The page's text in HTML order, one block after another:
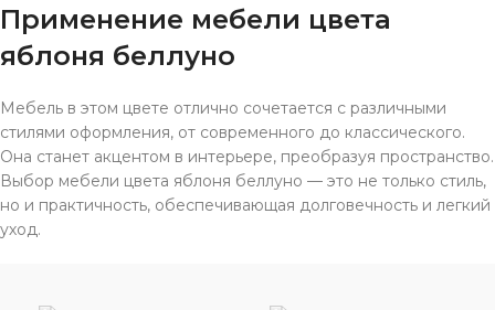
Применение мебели цвета
яблоня беллуно
Мебель в этом цвете отлично сочетается с различными
стилями оформления, от современного до классического.
Она станет акцентом в интерьере, преобразуя пространство.
Выбор мебели цвета яблоня беллуно — это не только стиль,
но и практичность, обеспечивающая долговечность и легкий
уход.